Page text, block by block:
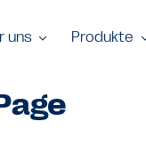
uns Produkte